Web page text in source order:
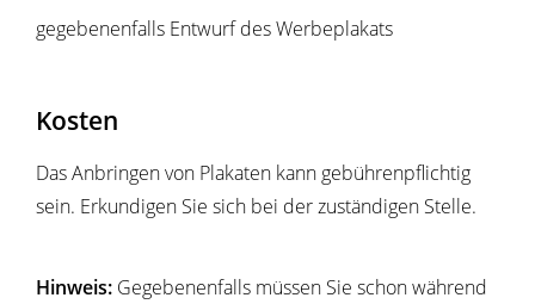
gegebenenfalls Entwurf des Werbeplakats
Kosten
Das Anbringen von Plakaten kann gebührenpflichtig
sein. Erkundigen Sie sich bei der zuständigen Stelle.
Hinweis: Gegebenenfalls müssen Sie schon während